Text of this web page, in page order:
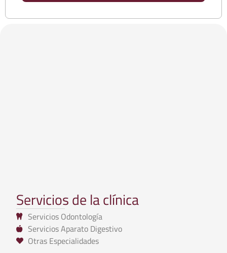
Servicios de la clínica
Servicios Odontología
Servicios Aparato Digestivo
Otras Especialidades